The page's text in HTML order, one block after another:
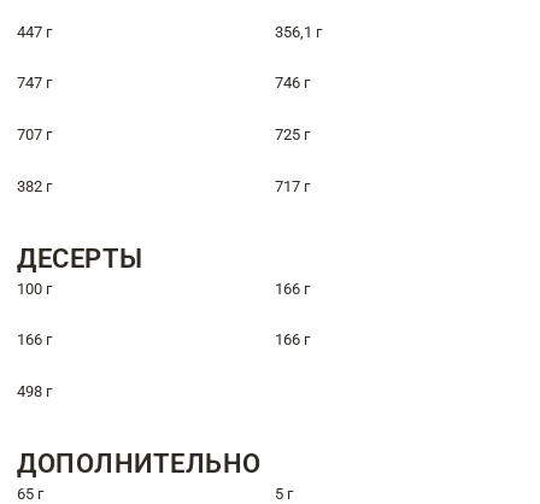
447 г 356,1 г
747 г 746 г
707 г 725 г
382 г 717 г
ДЕСЕРТЫ
100 г 166 г
166 г 166 г
498 г
ДОПОЛНИТЕЛЬНО
65 г 5 г